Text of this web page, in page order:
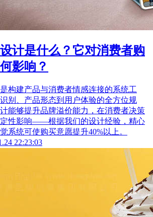
计是什么？它对消费者购
影响？
构建产品与消费者情感连接的系统工
别、产品形态到用户体验的全方位规
能够提升品牌溢价能力，在消费者决策
性影响——根据我们的设计经验，精心
系统可使购买意愿提升40%以上。
22:23:03